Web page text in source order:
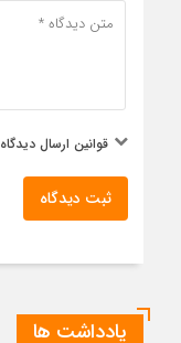
قوانین ارسال دیدگاه
ثبت دیدگاه
یادداشت ها